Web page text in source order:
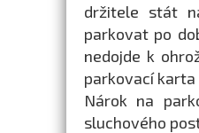
držitele stát
parkovat po
nedojde k
parkovací karta
Nárok na
sluchového